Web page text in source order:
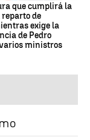
que cumplirá la
reparto de
exige la
de Pedro
ministros